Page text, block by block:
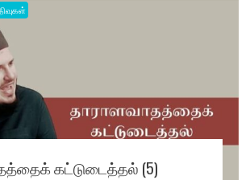
கட்டுடைத்தல் (5)